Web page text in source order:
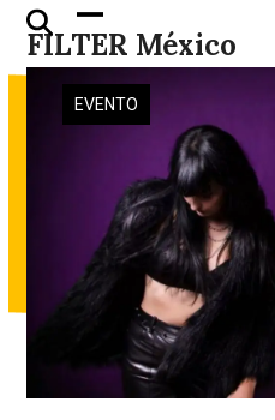
Skip
content
FILTER México
Open
mobile
menu
Close
mobile
menu
EVENTO